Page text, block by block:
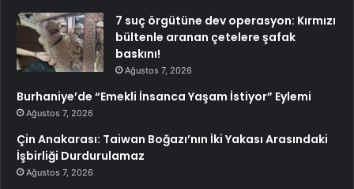
7 suç örgütüne dev operasyon: Kırmızı
bültenle aranan çetelere şafak
baskını!
Ağustos 7, 2026
Burhaniye’de “Emekli İnsanca Yaşam İstiyor” Eylemi
Ağustos 7, 2026
Çin Anakarası: Taiwan Boğazı’nın İki Yakası Arasındaki
İşbirliği Durdurulamaz
Ağustos 7, 2026